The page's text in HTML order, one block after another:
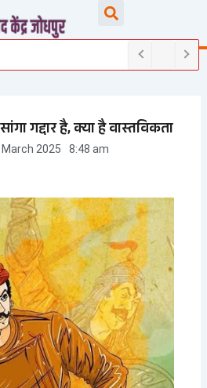
गद्दार है, क्या है वास्तविकता
March 2025 8:48 am